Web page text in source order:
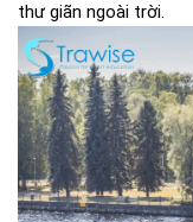
thư giãn ngoài trời.